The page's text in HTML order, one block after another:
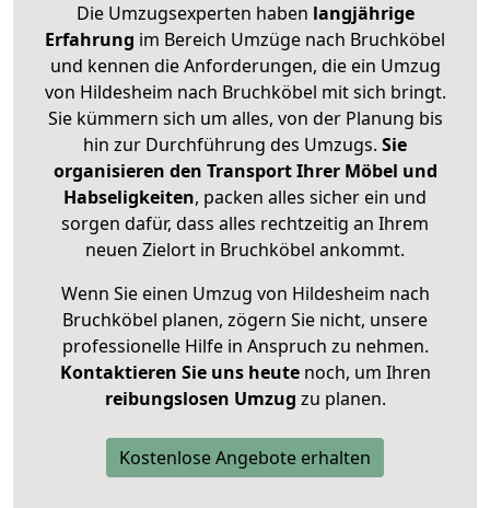
Die Umzugsexperten haben langjährige
Erfahrung im Bereich Umzüge nach Bruchköbel
und kennen die Anforderungen, die ein Umzug
von Hildesheim nach Bruchköbel mit sich bringt.
Sie kümmern sich um alles, von der Planung bis
hin zur Durchführung des Umzugs. Sie
organisieren den Transport Ihrer Möbel und
Habseligkeiten, packen alles sicher ein und
sorgen dafür, dass alles rechtzeitig an Ihrem
neuen Zielort in Bruchköbel ankommt.
Wenn Sie einen Umzug von Hildesheim nach
Bruchköbel planen, zögern Sie nicht, unsere
professionelle Hilfe in Anspruch zu nehmen.
Kontaktieren Sie uns heutenoch, um Ihren
reibungslosen Umzug zu planen.
Kostenlose Angebote erhalten